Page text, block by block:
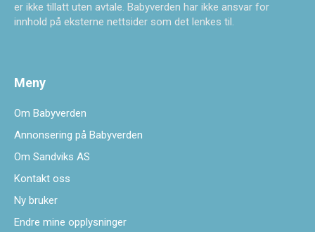
er ikke tillatt uten avtale. Babyverden har ikke ansvar for
innhold på eksterne nettsider som det lenkes til.
Meny
Om Babyverden
Annonsering på Babyverden
Om Sandviks AS
Kontakt oss
Ny bruker
Endre mine opplysninger